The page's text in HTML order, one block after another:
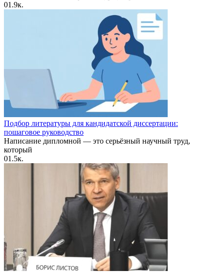
01.9к.
Подбор литературы для кандидатской диссертации:
пошаговое руководство
Написание дипломной — это серьёзный научный труд,
который
01.5к.